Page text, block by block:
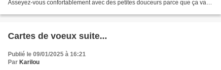
Asseyez-vous confortablement avec des petites douceurs parce que ça va
Cartes de voeux suite...
Publié le 09/01/2025 à 16:21
Par Karilou